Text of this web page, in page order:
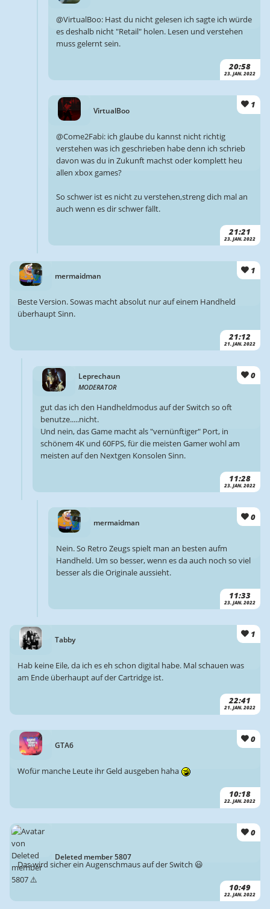
20:58
23. JAN. 2022
@VirtualBoo: Hast du nicht gelesen ich sagte ich würde
es deshalb nicht "Retail" holen. Lesen und verstehen
muss gelernt sein.
VirtualBoo
1
21:21
23. JAN. 2022
@Come2Fabi: ich glaube du kannst nicht richtig
verstehen was ich geschrieben habe denn ich schrieb
davon was du in Zukunft machst oder komplett heu
allen xbox games?
So schwer ist es nicht zu verstehen,streng dich mal an
auch wenn es dir schwer fällt.
mermaidman
1
21:12
21. JAN. 2022
Beste Version. Sowas macht absolut nur auf einem Handheld
überhaupt Sinn.
Leprechaun
MODERATOR
0
11:28
23. JAN. 2022
gut das ich den Handheldmodus auf der Switch so oft
benutze.....nicht.
Und nein, das Game macht als "vernünftiger" Port, in
schönem 4K und 60FPS, für die meisten Gamer wohl am
meisten auf den Nextgen Konsolen Sinn.
mermaidman
0
11:33
23. JAN. 2022
Nein. So Retro Zeugs spielt man an besten aufm
Handheld. Um so besser, wenn es da auch noch so viel
besser als die Originale aussieht.
Tabby
1
22:41
21. JAN. 2022
Hab keine Eile, da ich es eh schon digital habe. Mal schauen was
am Ende überhaupt auf der Cartridge ist.
GTA6
0
10:18
22. JAN. 2022
Wofür manche Leute ihr Geld ausgeben haha
Deleted member 5807
0
10:49
22. JAN. 2022
Das wird sicher ein Augenschmaus auf der Switch 😃